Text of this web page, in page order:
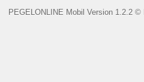
PEGELONLINE Mobil Version 1.2.2 ©